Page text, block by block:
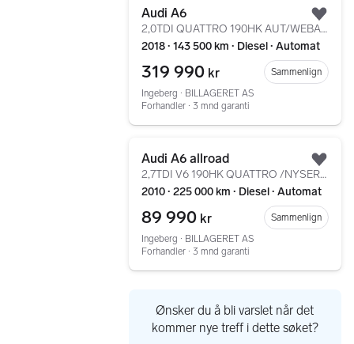
Audi A6
2,0TDI QUATTRO 190HK AUT/WEBASTO/ACC/PANO/TVER BAK/KROK
2018 ∙ 143 500 km ∙ Diesel ∙ Automat
319 990 kr
Sammenlign
Ingeberg ∙ BILLAGERET AS
Forhandler ∙ 3 mnd garanti
Audi A6 allroad
2,7TDI V6 190HK QUATTRO /NYSERVET/SPORTSSETER/KROK/CC
2010 ∙ 225 000 km ∙ Diesel ∙ Automat
89 990 kr
Sammenlign
Ingeberg ∙ BILLAGERET AS
Forhandler ∙ 3 mnd garanti
Ønsker du å bli varslet når det
kommer nye treff i dette søket?